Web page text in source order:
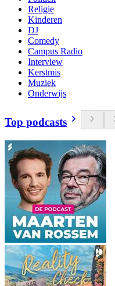
Religie
Kinderen
DJ
Comedy
Campus Radio
Interview
Kerstmis
Muziek
Onderwijs
Top podcasts